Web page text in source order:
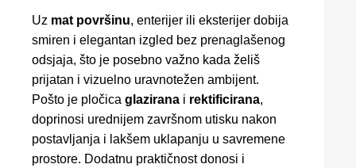
Uz mat površinu, enterijer ili eksterijer dobija
smiren i elegantan izgled bez prenaglašenog
odsjaja, što je posebno važno kada želiš
prijatan i vizuelno uravnotežen ambijent.
Pošto je pločica glazirana i rektificirana,
doprinosi urednijem završnom utisku nakon
postavljanja i lakšem uklapanju u savremene
prostore. Dodatnu praktičnost donosi i